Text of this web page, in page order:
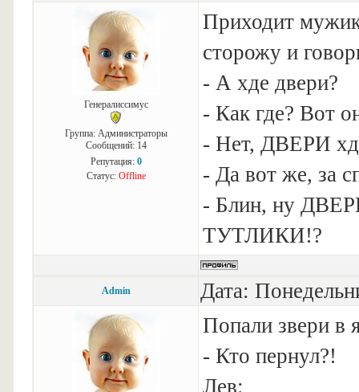
Генералиссимус
Группа: Администраторы
Сообщений: 14
Репутация: 0
Статус: Offline
Приходит
сторожу и
- А хде двери?
- Как где? Вот
- Нет, ДВЕРИ
- Да вот же, за
- Блин, ну
ТУТЛИКИ!?
Admin
Дата:
Попали звери в
- Кто пернул?!
Лев: